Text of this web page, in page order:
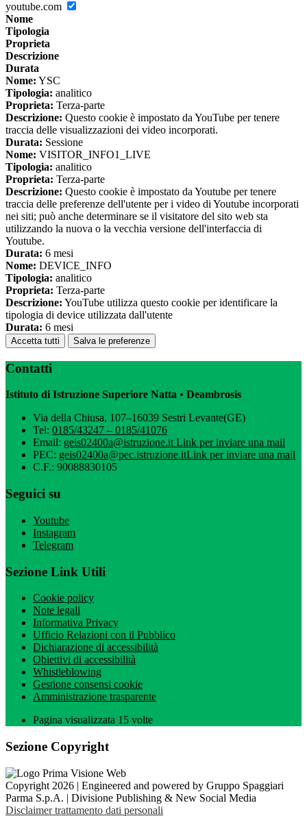
youtube.com
Nome
Tipologia
Proprieta
Descrizione
Durata
Nome: YSC
Tipologia: analitico
Proprieta: Terza-parte
Descrizione: Questo cookie è impostato da YouTube per tenere
traccia delle visualizzazioni dei video incorporati.
Durata: Sessione
Nome: VISITOR_INFO1_LIVE
Tipologia: analitico
Proprieta: Terza-parte
Descrizione: Questo cookie è impostato da Youtube per tenere
traccia delle preferenze dell'utente per i video di Youtube incorporati
nei siti; può anche determinare se il visitatore del sito web sta
utilizzando la nuova o la vecchia versione dell'interfaccia di
Youtube.
Durata: 6 mesi
Nome: DEVICE_INFO
Tipologia: analitico
Proprieta: Terza-parte
Descrizione: YouTube utilizza questo cookie per identificare la
tipologia di device utilizzata dall'utente
Durata: 6 mesi
Accetta tutti Salva le preferenze
Contatti
Istituto di Istruzione Superiore Natta • Deambrosis
Via della Chiusa, 107–16039 Sestri Levante(GE)
Tel: 0185/43247 – 0185/41076
Email: geis02400a@istruzione.itLink per inviare una mail
PEC: geis02400a@pec.istruzione.itLink per inviare una mail
C.F.: 90088830105
Seguici su
Youtube
Instagram
Telegram
Sezione Link Utili
Cookie policy
Note legali
Informativa Privacy
Ufficio Relazioni con il Pubblico
Dichiarazione di accessibilità
Obiettivi di accessibilità
Whistleblowing
Gestione consensi cookie
Amministrazione trasparente
Pagina visualizzata 15 volte
Sezione Copyright
Copyright 2026 | Engineered and powered by Gruppo Spaggiari
Parma S.p.A. | Divisione Publishing & New Social Media
Disclaimer trattamento dati personali